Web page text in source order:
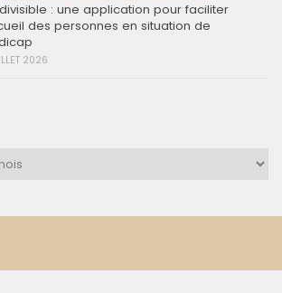
: une application pour faciliter
des personnes en situation de
2026